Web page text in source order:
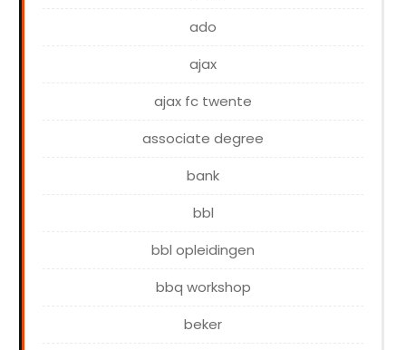
ado
ajax
ajax fc twente
associate degree
bank
bbl
bbl opleidingen
bbq workshop
beker